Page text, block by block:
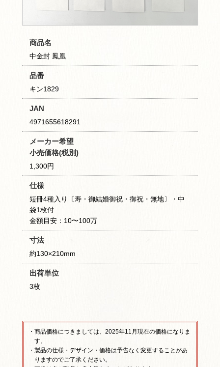
商品名
中金封 鳳凰
品番
キン1829
JAN
4971655618291
メーカー希望
小売価格(税別)
1,300円
仕様
短冊4種入り〔寿・御結婚御祝・御祝・無地〕・中
袋1枚付
金額目安：10〜100万
寸法
約130×210mm
出荷単位
3枚
・商品価格につきましては、2025年11月現在の価格になりま
す。
・製品の仕様・デザイン・価格は予告なく変更することがあ
りますのでご了承ください。